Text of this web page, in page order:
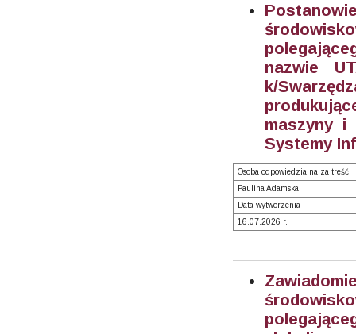
nazwie
k/
maszyny i
Systemy
Osoba odpowiedzialna za treść
Paulina Adamska
Data wytworzenia
16.07.2026 r.